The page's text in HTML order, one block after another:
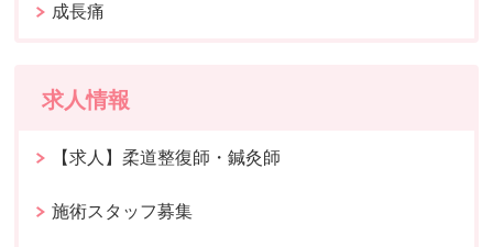
成長痛
求人情報
【求人】柔道整復師・鍼灸師
施術スタッフ募集